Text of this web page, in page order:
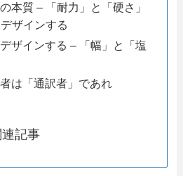
本質 – 「耐力」と「硬さ」
ザインする
ザインする – 「幅」と「塩
は「通訳者」であれ
記事